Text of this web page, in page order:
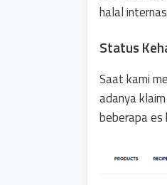
halal
Status
Saat kami
adanya
beberapa es